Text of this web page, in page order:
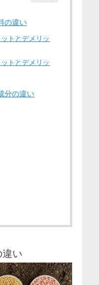
の違い
ットとデメリッ
ットとデメリッ
分の違い
い